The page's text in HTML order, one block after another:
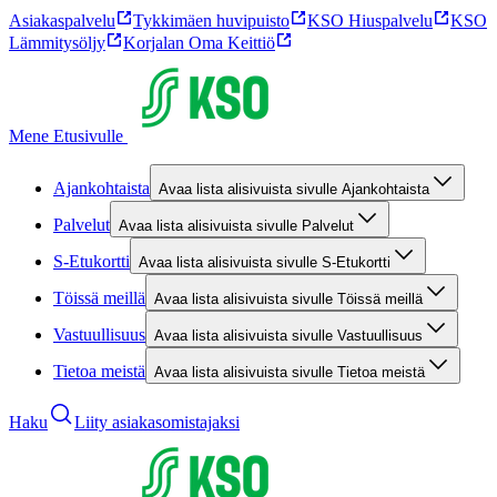
Asiakaspalvelu Tykkimäen huvipuisto KSO Hiuspalvelu
KSO
Lämmitysöljy
Korjalan Oma Keittiö
Mene Etusivulle
Ajankohtaista Avaa lista alisivuista sivulle Ajankohtaista
Palvelut Avaa lista alisivuista sivulle Palvelut
S-Etukortti Avaa lista alisivuista sivulle S-Etukortti
Töissä meillä Avaa lista alisivuista sivulle Töissä meillä
Vastuullisuus Avaa lista alisivuista sivulle Vastuullisuus
Tietoa meistä Avaa lista alisivuista sivulle Tietoa meistä
Haku Liity asiakasomistajaksi